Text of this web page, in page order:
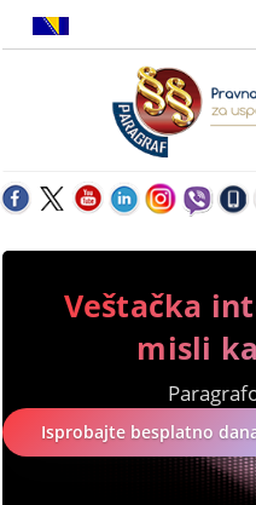
Veštačka
misli
Isprobajte besplatno